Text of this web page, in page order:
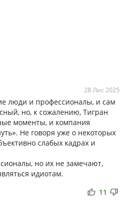
28 Лис 2025
люди и профессионалы, и сам
но, к сожалению, Тигран
моменты, и компания
Не говоря уже о некоторых
слабых кадрах и
но их не замечают,
идиотам.
thumb_up thumb_down
11